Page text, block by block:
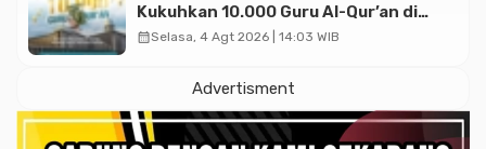
Kukuhkan 10.000 Guru Al-Qur’an di
Masjid Istiqlal
calendar_monthSelasa, 4 Agt 2026 | 14:03 WIB
Advertisment